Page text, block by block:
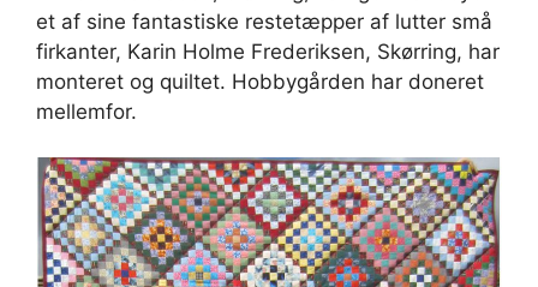
et af sine fantastiske restetæpper af lutter små
firkanter, Karin Holme Frederiksen, Skørring, har
monteret og quiltet. Hobbygården har doneret
mellemfor.